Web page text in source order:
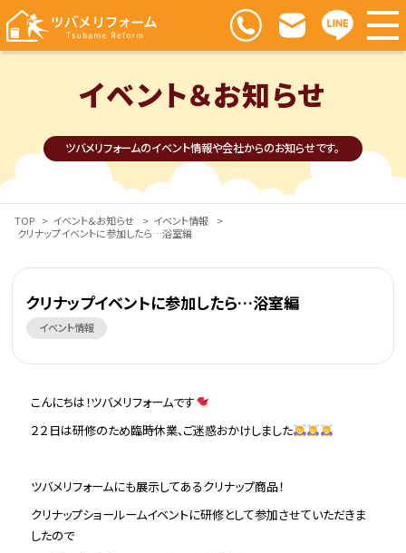
イベント＆お知らせ
ツバメリフォームのイベント情報や会社からのお知らせです。
TOP > イベント＆お知らせ > イベント情報
>
クリナップイベントに参加したら…浴室編
クリナップイベントに参加したら…浴室編
イベント情報
こんにちは！ツバメリフォームです
２２日は研修のため臨時休業、ご迷惑おかけしました
ツバメリフォームにも展示してあるクリナップ商品！
クリナップショールームイベントに研修として参加させていただきま
したので